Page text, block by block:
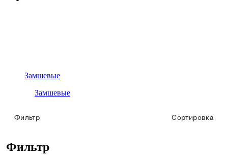
Замшевые
Замшевые
Фильтр Сортировка
Фильтр